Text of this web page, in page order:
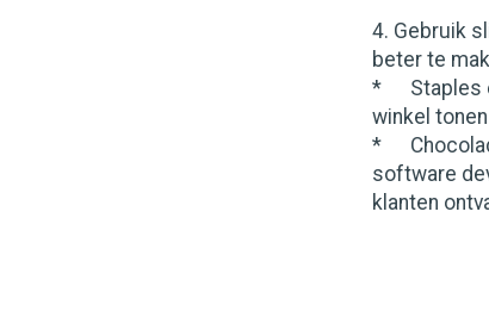
4. Gebruik
beter te
* Staples
winkel tonen
*
software
klanten